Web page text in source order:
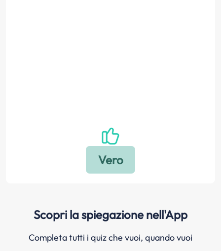
Scopri la spiegazione nell'App
Completa tutti i quiz che vuoi, quando vuoi